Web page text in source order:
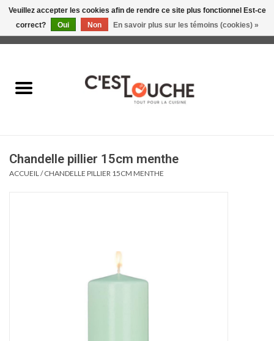
Table & Présentation
Boire
Chandelle pillier 15cm menthe
ACCUEIL /CHANDELLE PILLIER 15CM MENTHE
Veuillez accepter les cookies afin de rendre ce site plus fonctionnel Est-ce
correct?
Oui Non En savoir plus sur les témoins (cookies) »